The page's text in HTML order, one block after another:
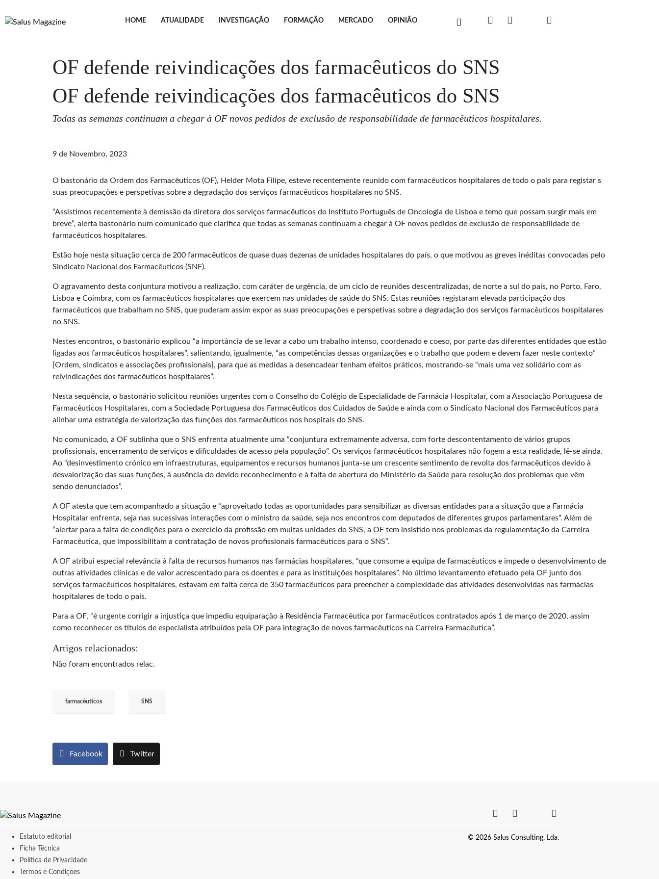
HOME ATUALIDADE INVESTIGAÇÃO FORMAÇÃO MERCADO OPINIÃO
OF defende reivindicações dos farmacêuticos do SNS
OF defende reivindicações dos farmacêuticos do SNS
Todas as semanas continuam a chegar à OF novos pedidos de exclusão de responsabilidade de farmacêuticos hospitalares.
9 de Novembro, 2023
O bastonário da Ordem dos Farmacêuticos (OF), Helder Mota Filipe, esteve recentemente reunido com farmacêuticos hospitalares de todo o país para registar s
suas preocupações e perspetivas sobre a degradação dos serviços farmacêuticos hospitalares no SNS.
“Assistimos recentemente à demissão da diretora dos serviços farmacêuticos do Instituto Português de Oncologia de Lisboa e temo que possam surgir mais em
breve”, alerta bastonário num comunicado que clarifica que todas as semanas continuam a chegar à OF novos pedidos de exclusão de responsabilidade de
farmacêuticos hospitalares.
Estão hoje nesta situação cerca de 200 farmacêuticos de quase duas dezenas de unidades hospitalares do país, o que motivou as greves inéditas convocadas pelo
Sindicato Nacional dos Farmacêuticos (SNF).
O agravamento desta conjuntura motivou a realização, com caráter de urgência, de um ciclo de reuniões descentralizadas, de norte a sul do país, no Porto, Faro,
Lisboa e Coimbra, com os farmacêuticos hospitalares que exercem nas unidades de saúde do SNS. Estas reuniões registaram elevada participação dos
farmacêuticos que trabalham no SNS, que puderam assim expor as suas preocupações e perspetivas sobre a degradação dos serviços farmacêuticos hospitalares
no SNS.
Nestes encontros, o bastonário explicou “a importância de se levar a cabo um trabalho intenso, coordenado e coeso, por parte das diferentes entidades que estão
ligadas aos farmacêuticos hospitalares”, salientando, igualmente, “as competências dessas organizações e o trabalho que podem e devem fazer neste contexto”
[Ordem, sindicatos e associações profissionais], para que as medidas a desencadear tenham efeitos práticos, mostrando-se “mais uma vez solidário com as
reivindicações dos farmacêuticos hospitalares”.
Nesta sequência, o bastonário solicitou reuniões urgentes com o Conselho do Colégio de Especialidade de Farmácia Hospitalar, com a Associação Portuguesa de
Farmacêuticos Hospitalares, com a Sociedade Portuguesa dos Farmacêuticos dos Cuidados de Saúde e ainda com o Sindicato Nacional dos Farmacêuticos para
alinhar uma estratégia de valorização das funções dos farmacêuticos nos hospitais do SNS.
No comunicado, a OF sublinha que o SNS enfrenta atualmente uma “conjuntura extremamente adversa, com forte descontentamento de vários grupos
profissionais, encerramento de serviços e dificuldades de acesso pela população”. Os serviços farmacêuticos hospitalares não fogem a esta realidade, lê-se ainda.
Ao “desinvestimento crónico em infraestruturas, equipamentos e recursos humanos junta-se um crescente sentimento de revolta dos farmacêuticos devido à
desvalorização das suas funções, à ausência do devido reconhecimento e à falta de abertura do Ministério da Saúde para resolução dos problemas que vêm
sendo denunciados”.
A OF atesta que tem acompanhado a situação e “aproveitado todas as oportunidades para sensibilizar as diversas entidades para a situação que a Farmácia
Hospitalar enfrenta, seja nas sucessivas interações com o ministro da saúde, seja nos encontros com deputados de diferentes grupos parlamentares”. Além de
“alertar para a falta de condições para o exercício da profissão em muitas unidades do SNS, a OF tem insistido nos problemas da regulamentação da Carreira
Farmacêutica, que impossibilitam a contratação de novos profissionais farmacêuticos para o SNS”.
A OF atribui especial relevância à falta de recursos humanos nas farmácias hospitalares, “que consome a equipa de farmacêuticos e impede o desenvolvimento de
outras atividades clínicas e de valor acrescentado para os doentes e para as instituições hospitalares”. No último levantamento efetuado pela OF junto dos
serviços farmacêuticos hospitalares, estavam em falta cerca de 350 farmacêuticos para preencher a complexidade das atividades desenvolvidas nas farmácias
hospitalares de todo o país.
Para a OF, “é urgente corrigir a injustiça que impediu equiparação à Residência Farmacêutica por farmacêuticos contratados após 1 de março de 2020, assim
como reconhecer os títulos de especialista atribuídos pela OF para integração de novos farmacêuticos na Carreira Farmacêutica”.
Artigos relacionados:
Não foram encontrados relac.
farmacêuticos SNS
Facebook Twitter
Estatuto editorial
Ficha Técnica
Política de Privacidade
Termos e Condições
© 2026 Salus Consulting, Lda.